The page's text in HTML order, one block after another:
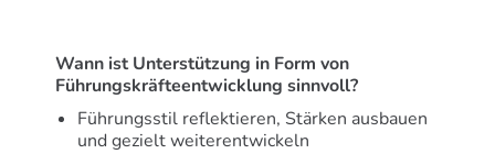
Wann ist Unterstützung in Form von
Führungskräfteentwicklung sinnvoll?
Führungsstil reflektieren, Stärken ausbauen
und gezielt weiterentwickeln